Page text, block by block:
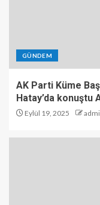
GÜNDEM
AK Parti Küme
Hatay’da konuştu
Eylül 19, 2025